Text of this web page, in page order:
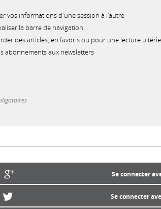
vos informations d'une session à l'autre
la barre de navigation
des articles, en favoris ou pour une lecture
abonnements aux newsletters
Se connecter
Se connecter